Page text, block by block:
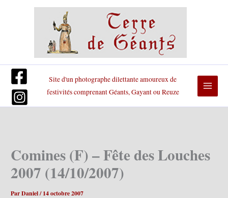
Site d'un photographe dilettante amoureux de
festivités comprenant Géants, Gayant ou Reuze
Comines (F) – Fête des Louches
2007 (14/10/2007)
ParDaniel/14 octobre 2007